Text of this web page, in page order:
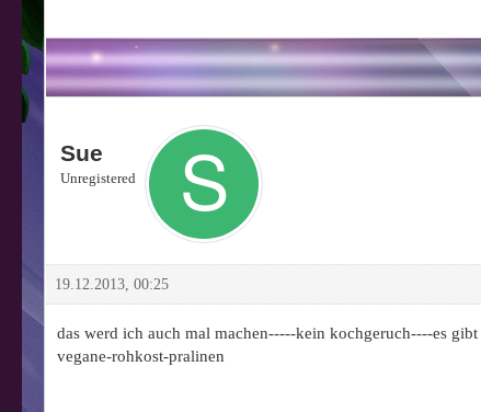
Sue
Unregistered
19.12.2013, 00:25
das werd ich auch mal machen-----kein kochgeruch----es
vegane-rohkost-pralinen